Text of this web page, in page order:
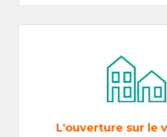
L'ouverture sur le